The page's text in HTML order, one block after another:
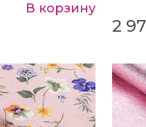
В корзину
2